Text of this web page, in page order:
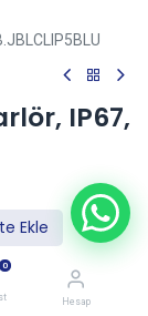
Ekle
0
Hesap
IP67,